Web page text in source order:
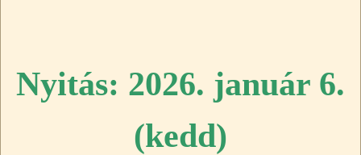
Nyitás: 2026. január 6.
(kedd)